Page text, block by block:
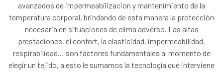
avanzados de impermeabilizacion y mantenimiento de la
temperatura corporal, brindando de esta manera la protección
necesaria en situaciones de clima adverso. Las altas
prestaciones, el confort, la elasticidad, impermeabilidad,
respirabilidad… son factores fundamentales al momento de
elegir un tejido, a esto le sumamos la tecnología que interviene